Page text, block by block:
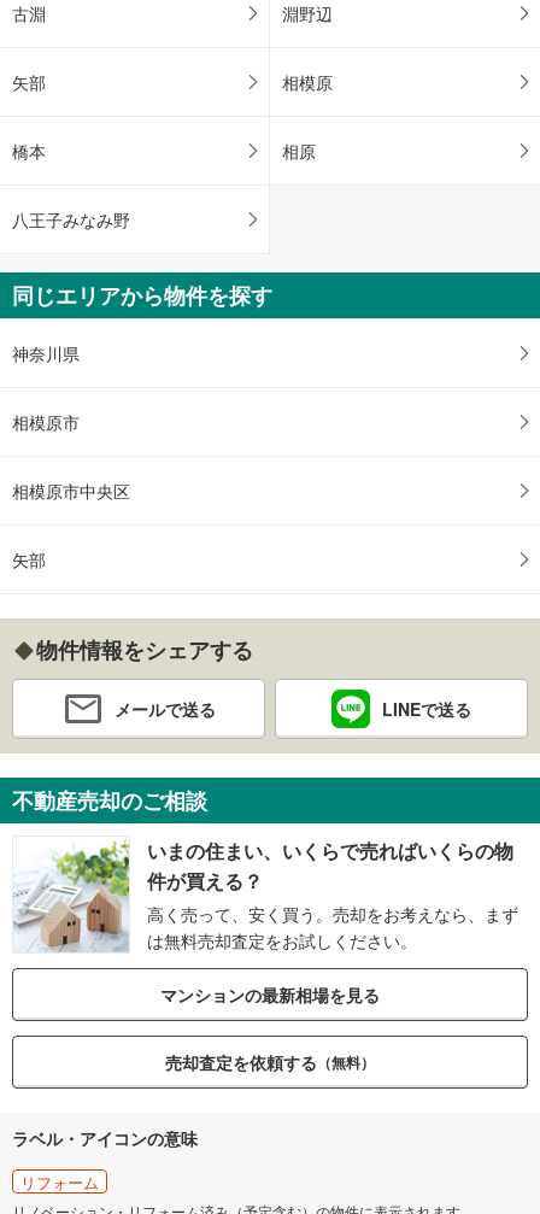
古淵 淵野辺
矢部 相模原
橋本 相原
八王子みなみ野
同じエリアから物件を探す
神奈川県
相模原市
相模原市中央区
矢部
物件情報をシェアする
メールで送る LINEで送る
不動産売却のご相談
いまの住まい、いくらで売ればいくらの物
件が買える？
高く売って、安く買う。売却をお考えなら、まず
は無料売却査定をお試しください。
マンションの最新相場を見る
売却査定を依頼する （無料）
ラベル・アイコンの意味
リフォーム